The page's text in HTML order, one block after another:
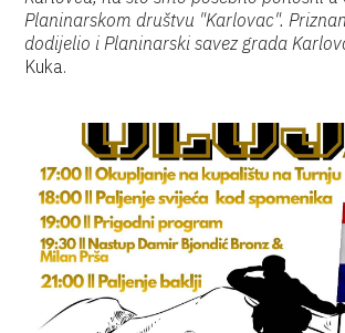
Planinarskom društvu "Karlovac".
dodijelio i Planinarski savez grada
Kuka.